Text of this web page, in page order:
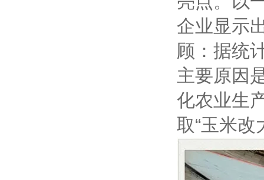
企业显示
顾：据统
主要原因
化农业生
取“玉米改